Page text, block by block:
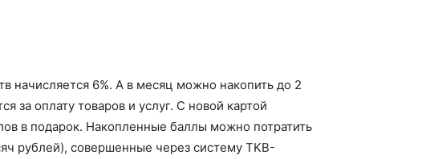
начисляется 6%. А в месяц можно накопить до 2
за оплату товаров и услуг. С новой картой
в подарок. Накопленные баллы можно потратить
рублей), совершенные через систему TKB-